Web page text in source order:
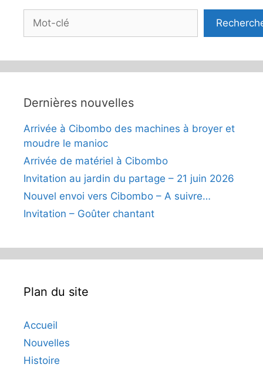
Rechercher
Dernières nouvelles
Arrivée à Cibombo des machines à broyer et
moudre le manioc
Arrivée de matériel à Cibombo
Invitation au jardin du partage – 21 juin 2026
Nouvel envoi vers Cibombo – A suivre…
Invitation – Goûter chantant
Plan du site
Accueil
Nouvelles
Histoire